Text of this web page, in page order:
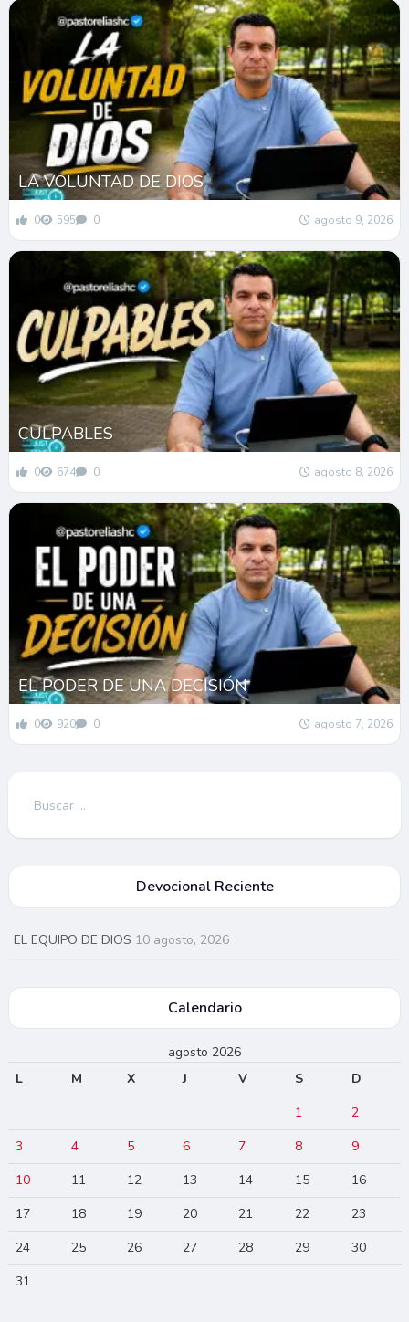
LA VOLUNTAD DE DIOS
0 595 0 agosto 9, 2026
CULPABLES
0 674 0 agosto 8, 2026
EL PODER DE UNA DECISIÓN
0 920 0 agosto 7, 2026
Buscar:
Devocional Reciente
EL EQUIPO DE DIOS 10 agosto, 2026
Calendario
agosto 2026
L
M X J V S
D
1
2
3
4 5 6 7 8
9
10
11 12 13 14 15
16
17
18 19 20 21 22
23
24
25 26 27 28 29
30
31